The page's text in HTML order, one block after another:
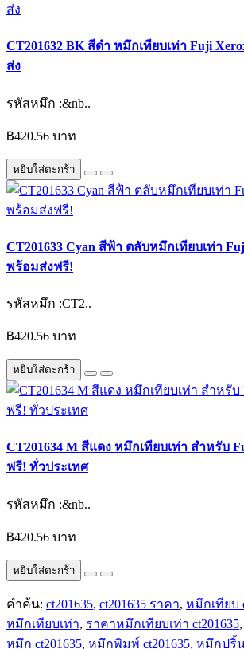
CT201632 BK สีดำ หมึกเทียบเท่า Fuji
ส่ง
รหัสหมึก :&nb..
฿420.56 บาท
หยิบใส่ตะกร้า
CT201633 Cyan สีฟ้า ตลับหมึกเทียบเท่า
พร้อมส่งฟรี!
รหัสหมึก :CT2..
฿420.56 บาท
หยิบใส่ตะกร้า
CT201634 M สีแดง หมึกเทียบเท่า สำหรับ
ฟรี! ทั่วประเทศ
รหัสหมึก :&nb..
฿420.56 บาท
หยิบใส่ตะกร้า
คำค้น: ct201635, ct201635 ราคา, หมึกเทียบ
หมึกเทียบเท่า, ราคาหมึกเทียบเท่า ct201635,
หมึก ct201635, หมึกพิมพ์ ct201635, หมึกปริ้น